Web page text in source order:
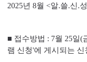
2025년 8월 <알.쓸.신.
■ 접수방법 : 7월 25일(
램 신청'에 게시되는 신